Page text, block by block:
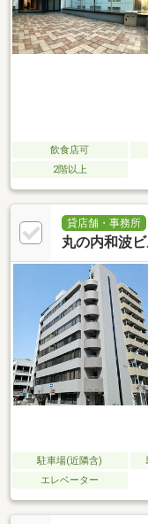
飲食店可
2階以上
貸店舗・事務所
丸の内和波
駐車場(近隣含)
エレベーター